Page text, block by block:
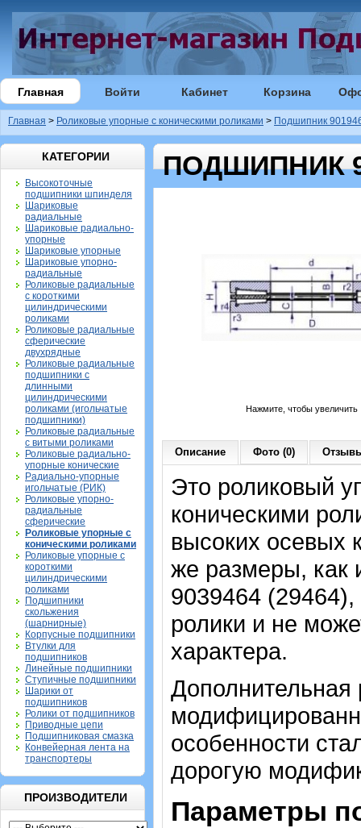
Главная Войти Кабинет Корзина
Главная > Роликовые упорные с коническими роликами > Подшипник
КАТЕГОРИИ
Высокоточные
подшипники шпинделя
Шариковые
радиальные
Шариковые радиально-
упорные
Шариковые упорные
Шариковые упорно-
радиальные
Роликовые радиальные
с короткими
цилиндрическими
роликами
Роликовые радиальные
сферические
двухрядные
Роликовые радиальные
подшипники с
длинными
цилиндрическими
роликами (игольчатые
подшипники)
Роликовые радиальные
с витыми роликами
Роликовые радиально-
упорные конические
Радиально-упорные
игольчатые (РИК)
Роликовые упорно-
радиальные
сферические
Роликовые упорные с
коническими роликами
Роликовые упорные с
короткими
цилиндрическими
роликами
Подшипники
скольжения
(шарнирные)
Корпусные подшипники
Втулки для
подшипников
Линейные подшипники
Ступичные подшипники
Шарики от
подшипников
Ролики от подшипников
Приводные цепи
Подшипниковая смазка
Конвейерная лента на
транспортеры
ПРОИЗВОДИТЕЛИ
ПОДШИПНИК
Нажмите, чтобы увеличить
Описание Фото (0)
Это роликовый
коническими
высоких осевых
же размеры, как
9039464 (29464),
ролики и не
характера.
особенности
дорогую
Параметры